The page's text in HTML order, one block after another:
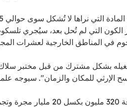
الكون التي لم تُحل بعد، سيُجري
في المناطق الخارجية لعشرات
بشكل مشترك من قبل مختبر سلاك
الإرثي للمكان والزمان". سيوجه